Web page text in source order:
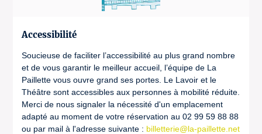
Accessibilité
Soucieuse de faciliter l’accessibilité au plus grand nombre
et de vous garantir le meilleur accueil, l’équipe de La
Paillette vous ouvre grand ses portes. Le Lavoir et le
Théâtre sont accessibles aux personnes à mobilité réduite.
Merci de nous signaler la nécessité d'un emplacement
adapté au moment de votre réservation au 02 99 59 88 88
ou par mail à l'adresse suivante : billetterie@la-paillette.net